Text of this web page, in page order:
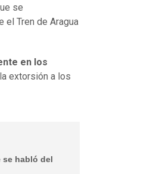
se
el Tren de Aragua
en los
extorsión a los
se habló del